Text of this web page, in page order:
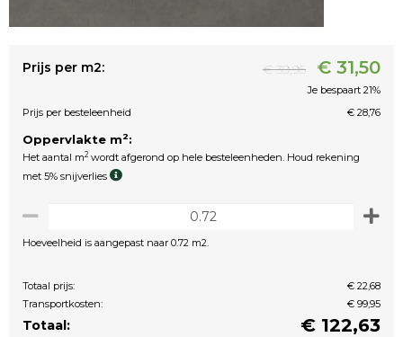
Prijs per m2: € 39,95 € 31,50
Je bespaart 21%
Prijs per besteleenheid
€ 28,76
Oppervlakte m2:
Het aantal m2 wordt afgerond op hele besteleenheden. Houd rekening
met 5% snijverlies
Hoeveelheid is aangepast naar 0.72 m2.
Totaal prijs:
€ 22,68
Transportkosten:
€ 99,95
Totaal: € 122,63